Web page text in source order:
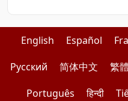
English Español
Pусский
简体中文 繁
Português
हिन्दी